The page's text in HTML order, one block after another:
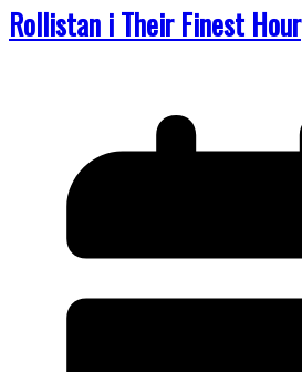
Rollistan i Their Finest Hour